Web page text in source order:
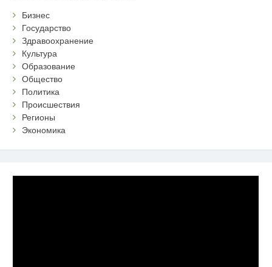
Бизнес
Государство
Здравоохранение
Культура
Образование
Общество
Политика
Происшествия
Регионы
Экономика